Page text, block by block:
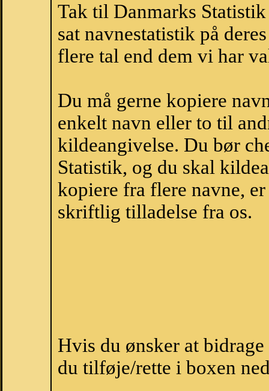
Tak til Danmarks
sat navnestatistik på
flere tal end dem vi har
Du må gerne kopiere
enkelt navn eller to til
kildeangivelse. Du bør
Statistik, og du skal
kopiere fra flere navne,
skriftlig tilladelse fra os.
Hvis du ønsker at
du tilføje/rette i boxen